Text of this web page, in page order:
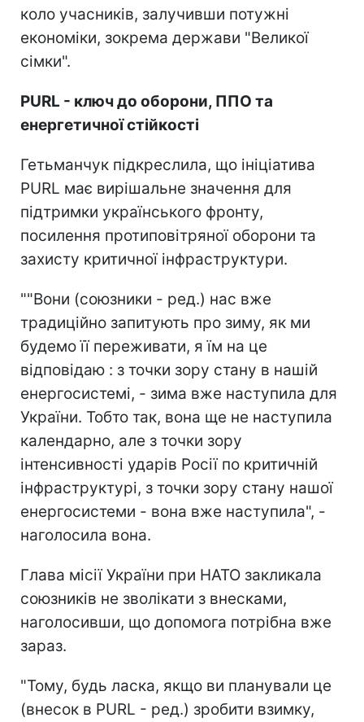
коло учасників, залучивши потужні
економіки, зокрема держави "Великої
сімки".
PURL - ключ до оборони, ППО та
енергетичної стійкості
Гетьманчук підкреслила, що ініціатива
PURL має вирішальне значення для
підтримки українського фронту,
посилення протиповітряної оборони та
захисту критичної інфраструктури.
""Вони (союзники - ред.) нас вже
традиційно запитують про зиму, як ми
будемо її переживати, я їм на це
відповідаю : з точки зору стану в нашій
енергосистемі, - зима вже наступила для
України. Тобто так, вона ще не наступила
календарно, але з точки зору
інтенсивності ударів Росії по критичній
інфраструктурі, з точки зору стану нашої
енергосистеми - вона вже наступила", -
наголосила вона.
Глава місії України при НАТО закликала
союзників не зволікати з внесками,
наголосивши, що допомога потрібна вже
зараз.
"Тому, будь ласка, якщо ви планували це
(внесок в PURL - ред.) зробити взимку,